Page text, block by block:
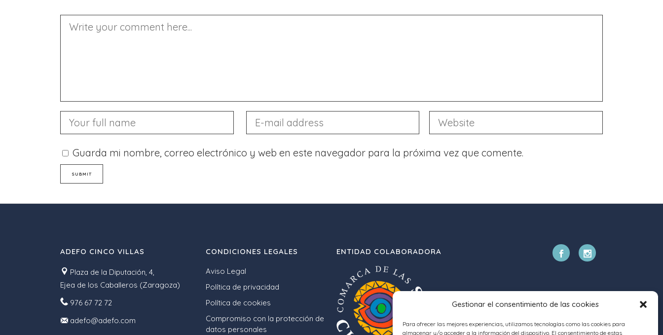
Gestionar el consentimiento de las cookies
Para ofrecer las mejores experiencias, utilizamos tecnologías como las cookies para
almacenar y/o acceder a la información del dispositivo. El consentimiento de estas
Guarda mi nombre, correo electrónico y web en este navegador para la próxima vez que comente.
ADEFO CINCO VILLAS
Plaza de la Diputación, 4,
Ejea de los Caballeros (Zaragoza)
976 67 72 72
adefo@adefo.com
CONDICIONES LEGALES
Aviso Legal
Política de privacidad
Política de cookies
Compromiso con la protección de
datos personales
ENTIDAD COLABORADORA